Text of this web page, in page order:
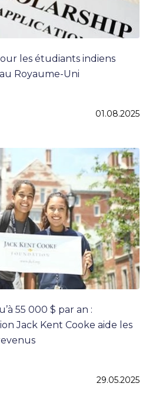
les étudiants indiens
Royaume-Uni
01.08.2025
55 000 $ par an :
Jack Kent Cooke aide les
29.05.2025